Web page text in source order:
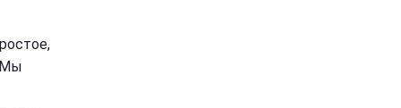
Мы